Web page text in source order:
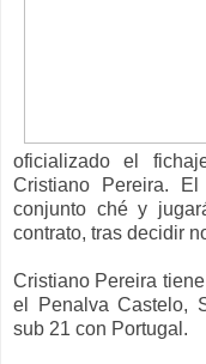
oficializado el
Cristiano Pereira.
conjunto ché y
contrato, tras decidir
Cristiano Pereira
el Penalva Castelo,
sub 21 con Portugal.